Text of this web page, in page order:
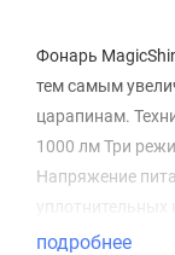
Фонарь
тем самым
царапинам.
1000 лм Три
Напряжение
уплотнительных
подробнее